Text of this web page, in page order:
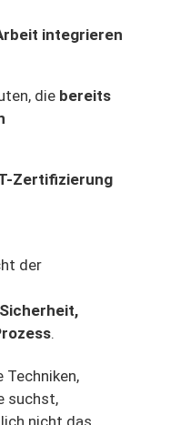
integrieren
die bereits
Zertifizierung
der
Sicherheit,
.
Techniken,
suchst,